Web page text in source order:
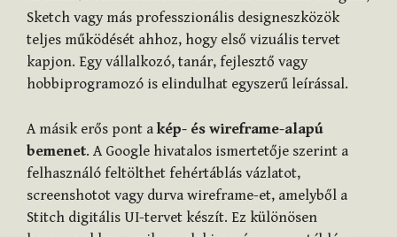
Sketch vagy más professzionális designeszközök
teljes működését ahhoz, hogy első vizuális tervet
kapjon. Egy vállalkozó, tanár, fejlesztő vagy
hobbiprogramozó is elindulhat egyszerű leírással.
A másik erős pont a kép- és wireframe-alapú
bemenet. A Google hivatalos ismertetője szerint a
felhasználó feltölthet fehértáblás vázlatot,
screenshotot vagy durva wireframe-et, amelyből a
Stitch digitális UI-tervet készít. Ez különösen